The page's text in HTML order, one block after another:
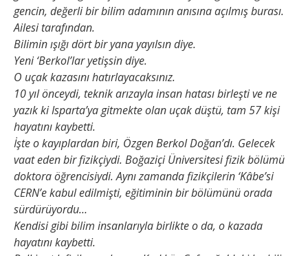
gencin, değerli bir bilim adamının anısına açılmış burası.
Ailesi tarafından.
Bilimin ışığı dört bir yana yayılsın diye.
Yeni ‘Berkol’lar yetişsin diye.
O uçak kazasını hatırlayacaksınız.
10 yıl önceydi, teknik arızayla insan hatası birleşti ve ne
yazık ki Isparta’ya gitmekte olan uçak düştü, tam 57 kişi
hayatını kaybetti.
İşte o kayıplardan biri, Özgen Berkol Doğan’dı. Gelecek
vaat eden bir fizikçiydi. Boğaziçi Üniversitesi fizik bölümü
doktora öğrencisiydi. Aynı zamanda fizikçilerin ‘Kâbe’si
CERN’e kabul edilmişti, eğitiminin bir bölümünü orada
sürdürüyordu…
Kendisi gibi bilim insanlarıyla birlikte o da, o kazada
hayatını kaybetti.